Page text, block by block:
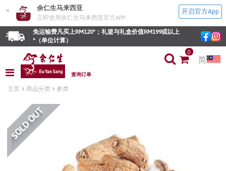
× 余仁生马来西亚
立即使用余仁生马来西亚官方APP
开启官方App
免运输费凡买上RM120*；礼篮与礼盒价值RM199或以上
*（单位计算）
查询订单
0
简
主页 商品分类 参类